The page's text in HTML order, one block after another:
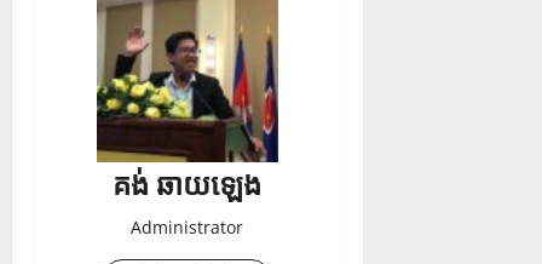
គង់ ឆាយឡេង
Administrator